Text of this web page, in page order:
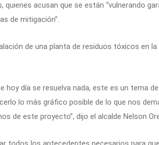
quienes acusan que se están “vulnerando
de mitigación”.
de una planta de residuos tóxicos en
hoy día se resuelva nada, este es un tema
lo más gráfico posible de lo que nos
de este proyecto”, dijo el alcalde Nelson